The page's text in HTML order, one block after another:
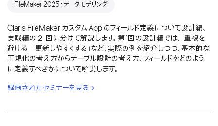
FileMaker 2025：データモデリング
Claris FileMaker カスタム App のフィールド定義について設計編、
実践編の２ 回に分けて解説します。第1回の設計編では、「重複を
避ける」「更新しやすくする」など、実際の例を紹介しつつ、基本的な
正規化の考え方からテーブル設計の考え方、フィールドをどのよう
に定義すべきかについて解説します。
録画されたセミナーを見る